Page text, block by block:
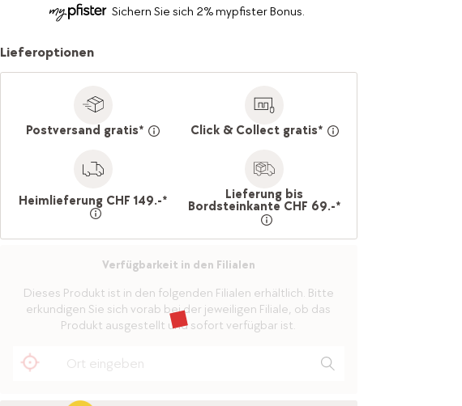
Sichern Sie sich 2% mypfister Bonus.
Lieferoptionen
Postversand gratis* Click & Collect gratis*
Heimlieferung CHF 149.-* Lieferung bis
Bordsteinkante CHF 69.-*
Verfügbarkeit in den Filialen
Dieses Produkt ist in den folgenden Filialen erhältlich. Bitte
erkundigen Sie sich vorab bei der jeweiligen Filiale, ob das
Produkt ausgestellt und sofort verfügbar ist.